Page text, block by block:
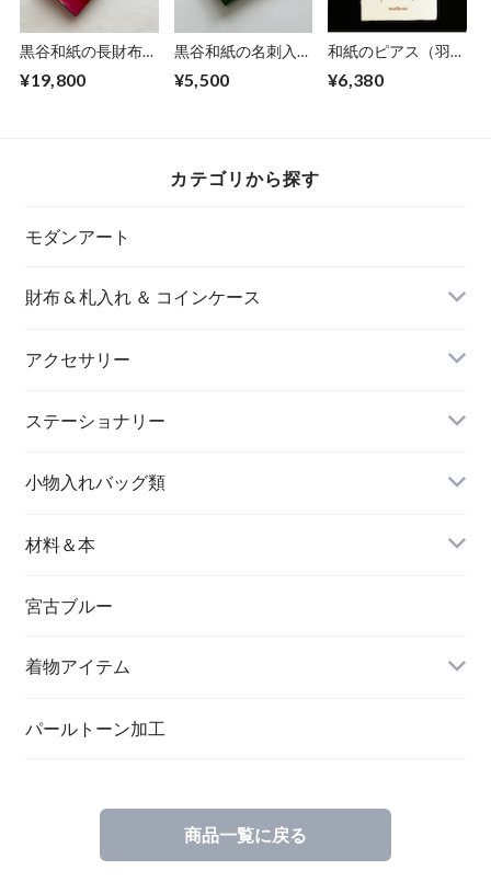
黒谷和紙の長財布
¥19,800
黒谷和紙の名刺入れ
¥5,500
和紙のピアス（羽）
¥6,380
カテゴリから探す
モダンアート
財布 & 札入れ ＆ コインケース
長財布
アクセサリー
イヤリング＆ピアス
バングル＆ブレスレット
ペンダント
ブローチ
ステーショナリー
名刺入れ
メッセージカード
一筆箋
小物入れバッグ類
バッグ
材料＆本
ハンドメイドキット
宮古ブルー
着物アイテム
パールトーン加工
商品一覧に戻る